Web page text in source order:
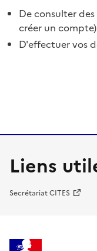
De consulter
créer un compte)
D'effectuer vos
Liens
Secrétariat CITES